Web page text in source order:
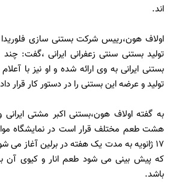
اند.
اولاف هون،رییس شرکت بستنی سازی
تولید بستنی سنتی زعفرانی ایرانی ،گفت:
بستنی ایرانی به وی ارائه شده و او نیز با
تولید و عرضه این بستنی را در دستور کار قرار
به گفته اولاف هون،بستنی اکبر مشتی
هشت طعم مختلف قرار است در نمایشگاه
17 ژانویه به مدت یک هفته در برلین آغاز می
که پیش بینی می شود طعم انار و کیوی آن
باشد.